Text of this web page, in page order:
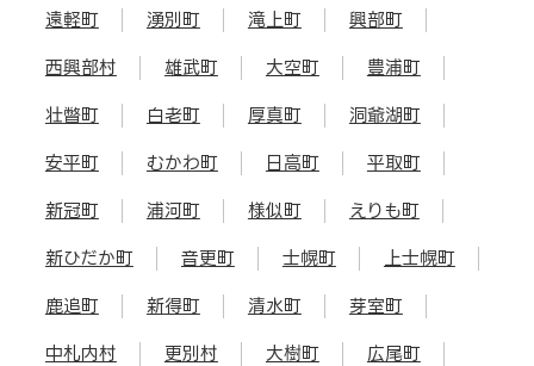
遠軽町 湧別町 滝上町 興部町
西興部村 雄武町 大空町 豊浦町
壮瞥町 白老町 厚真町 洞爺湖町
安平町 むかわ町 日高町 平取町
新冠町 浦河町 様似町 えりも町
新ひだか町 音更町 士幌町 上士幌町
鹿追町 新得町 清水町 芽室町
中札内村 更別村 大樹町 広尾町